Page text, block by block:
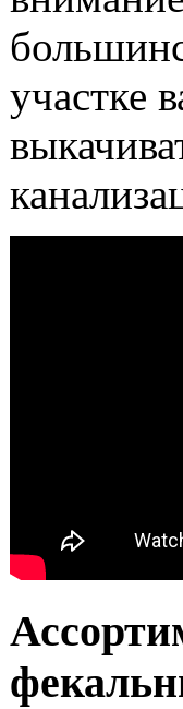
участке